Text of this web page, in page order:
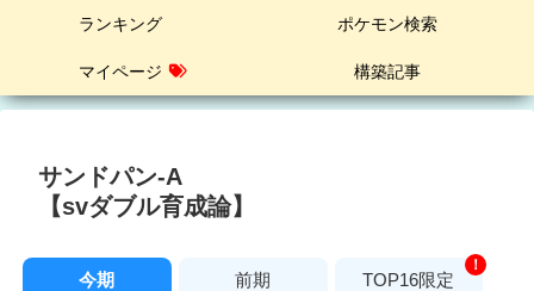
ランキング ポケモン検索
マイページ 構築記事
サンドパン-A
【svダブル育成論】
今期 前期 TOP16限定
！